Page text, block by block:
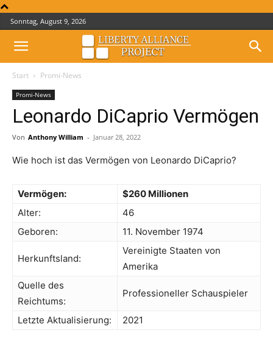
Sonntag, August 9, 2026
Start Promi-News
Promi-News
Leonardo DiCaprio Vermögen
Von Anthony William - Januar 28, 2022
Wie hoch ist das Vermögen von Leonardo DiCaprio?
Vermögen:
$260 Millionen
Alter:
46
Geboren:
11. November 1974
Herkunftsland:
Vereinigte Staaten von
Amerika
Quelle des
Reichtums:
Professioneller Schauspieler
Letzte Aktualisierung: 2021